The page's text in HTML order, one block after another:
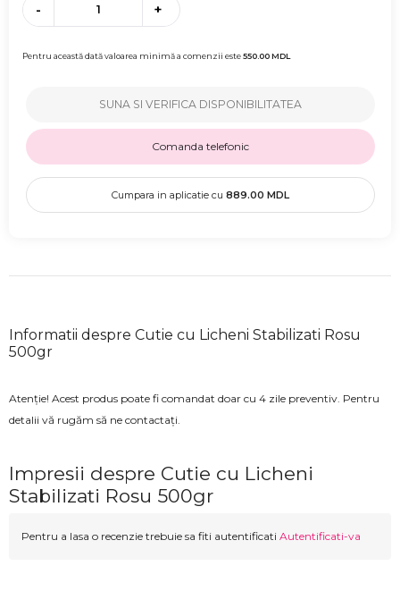
- +
Pentru această dată valoarea minimă a comenzii este550.00MDL
SUNA SI VERIFICA DISPONIBILITATEA
Comanda telefonic
Cumpara in aplicatie cu 889.00 MDL
Informatii despre Cutie cu Licheni Stabilizati Rosu
500gr
Atenție! Acest produs poate fi comandat doar cu 4 zile preventiv. Pentru
detalii vă rugăm să ne contactați.
Impresii despre Cutie cu Licheni
Stabilizati Rosu 500gr
Pentru a lasa o recenzie trebuie sa fiti autentificati Autentificati-va